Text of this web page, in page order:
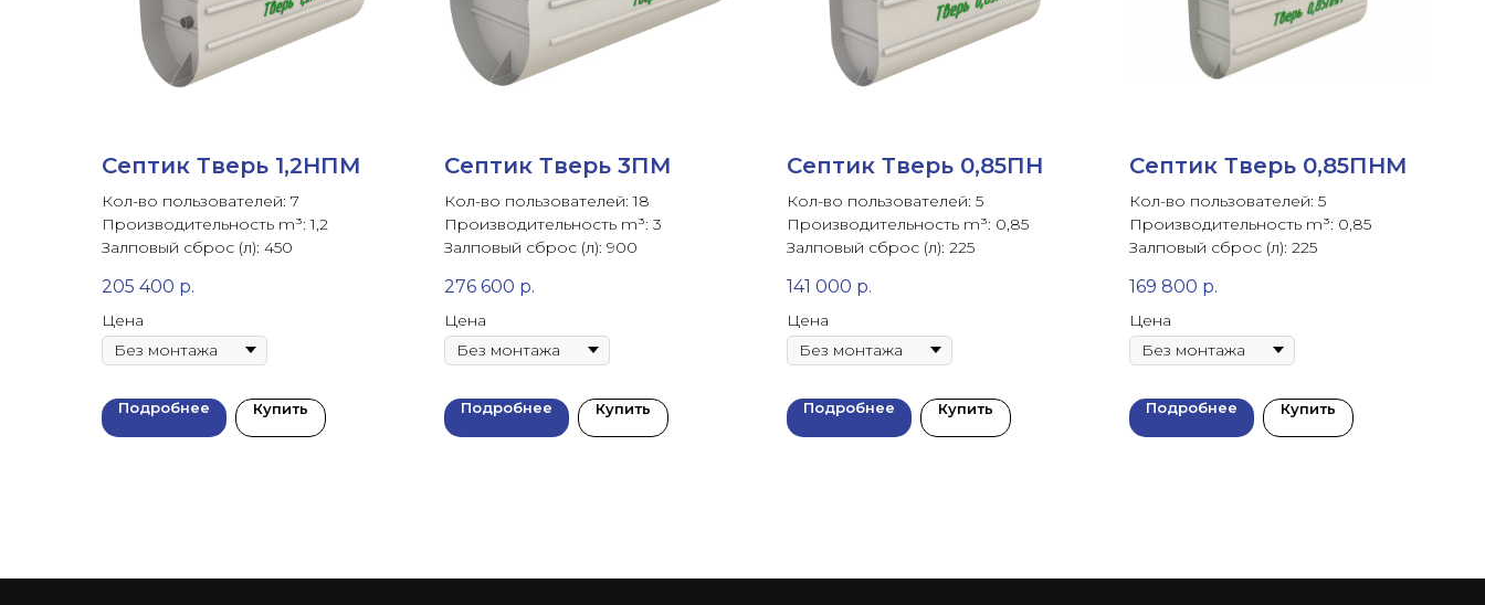
Септик Тверь 1,2НПМ
Кол-во пользователей: 7
Производительность m³: 1,2
Залповый сброс (л): 450
205 400 р.
Цена
Подробнее Купить
Септик Тверь 3ПМ
Кол-во пользователей: 18
Производительность m³: 3
Залповый сброс (л): 900
276 600 р.
Цена
Подробнее Купить
Септик Тверь 0,85ПН
Кол-во пользователей: 5
Производительность m³: 0,85
Залповый сброс (л): 225
141 000 р.
Цена
Подробнее Купить
Септик Тверь 0,85ПНМ
Кол-во пользователей: 5
Производительность m³: 0,85
Залповый сброс (л): 225
169 800 р.
Цена
Подробнее Купить